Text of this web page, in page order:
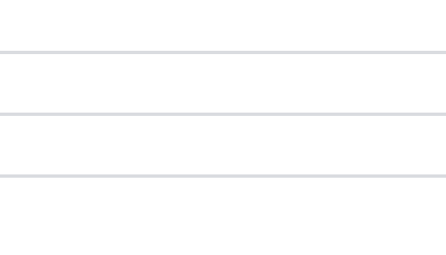
yeux CC Eye Erborian par un soin de nuit
des teintes.